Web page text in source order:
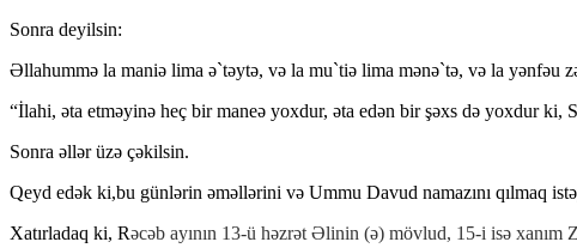
Sonra deyilsin:
Əllahummə la maniə lima ə`təytə, və la mu`tiə lima mənə`tə, və la yənfəu
“İlahi, əta etməyinə heç bir maneə yoxdur, əta edən bir şəxs də yoxdur ki,
Sonra əllər üzə çəkilsin.
Qeyd edək ki,bu günlərin əməllərini və Ummu Davud namazını qılmaq
Xatırladaq ki, Rəcəb ayının 13-ü həzrət Əlinin (ə) mövlud, 15-i isə xanım